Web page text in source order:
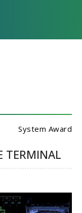
System Award
TERMINAL